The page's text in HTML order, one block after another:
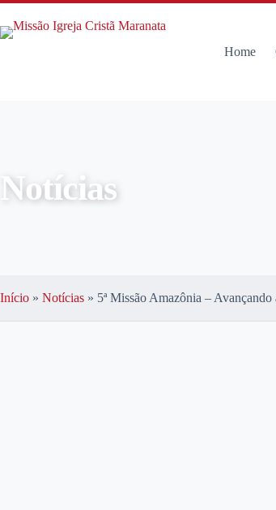
Home
Notícias
Início » Notícias » 5ª Missão Amazônia –